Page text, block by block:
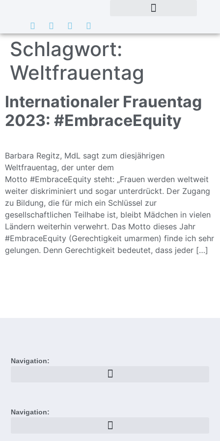
Schlagwort:
Weltfrauentag
Internationaler Frauentag
2023: #EmbraceEquity
Barbara Regitz, MdL sagt zum diesjährigen
Weltfrauentag, der unter dem
Motto #EmbraceEquity steht: „Frauen werden weltweit
weiter diskriminiert und sogar unterdrückt. Der Zugang
zu Bildung, die für mich ein Schlüssel zur
gesellschaftlichen Teilhabe ist, bleibt Mädchen in vielen
Ländern weiterhin verwehrt. Das Motto dieses Jahr
#EmbraceEquity (Gerechtigkeit umarmen) finde ich sehr
gelungen. Denn Gerechtigkeit bedeutet, dass jeder […]
Navigation:
Navigation: